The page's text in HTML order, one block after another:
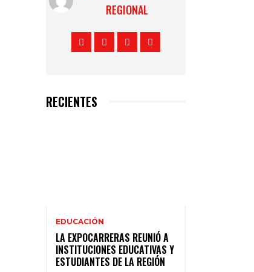
REGIONAL
RECIENTES
EDUCACIÓN
LA EXPOCARRERAS REUNIÓ A
INSTITUCIONES EDUCATIVAS Y
ESTUDIANTES DE LA REGIÓN